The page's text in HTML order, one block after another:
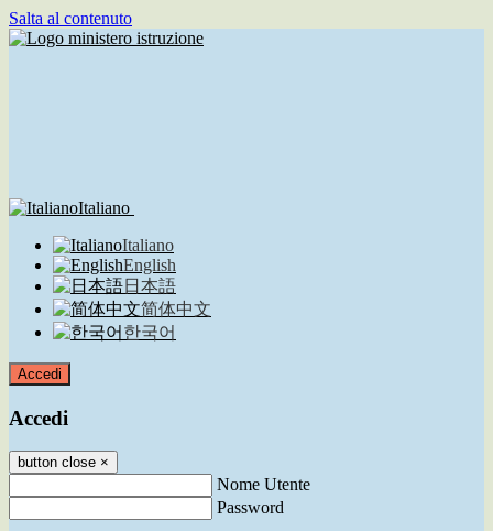
Salta al contenuto
Italiano
Italiano
English
日本語
简体中文
한국어
Accedi
Accedi
button close ×
Nome Utente
Password